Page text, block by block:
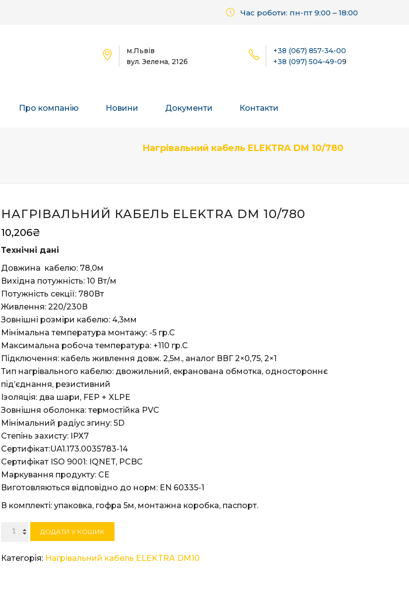
Час роботи: пн-пт 9:00 – 18:00
м.Львів
вул. Зелена, 212б
+38 (067) 857-34-00
+38 (097) 504-49-09
Про компанію Новини Документи Контакти
Нагрівальний кабель ELEKTRA DM 10/780
НАГРІВАЛЬНИЙ КАБЕЛЬ ELEKTRA DM 10/780
10,206₴
Технічні дані
Довжина кабелю: 78,0м
Вихідна потужність: 10 Вт/м
Потужність секції: 780Вт
Живлення: 220/230В
Зовнішні розміри кабелю: 4,3мм
Мінімальна температура монтажу: -5 гр.С
Максимальна робоча температура: +110 гр.С
Підключення: кабель живлення довж. 2,5м., аналог ВВГ 2×0,75, 2×1
Тип нагрівального кабелю: двожильний, екранована обмотка, одностороннє
під’єднання, резистивний
Ізоляція: два шари, FEP + XLPE
Зовнішня оболонка: термостійка PVC
Мінімальний радіус згину: 5D
Степінь захисту: ІРХ7
Сертифікат:UA1.173.0035783-14
Сертифікат ISO 9001: IQNET, PCBC
Маркування продукту: СЕ
Виготовляються відповідно до норм: EN 60335-1
В комплекті: упаковка, гофра 5м, монтажна коробка, паспорт.
Нагрівальний
кабель
ELEKTRA
ДОДАТИ У КОШИК
Категорія: Нагрівальний кабель ELEKTRA DM10